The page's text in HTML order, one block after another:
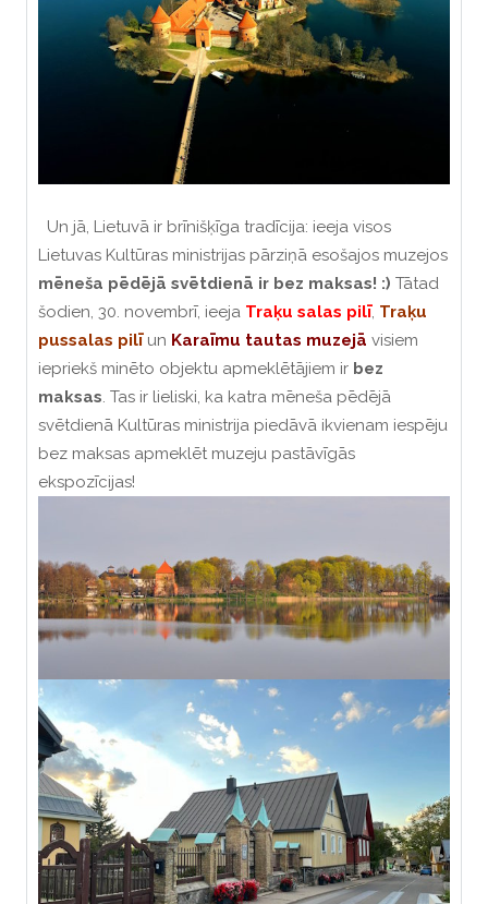
Un jā, Lietuvā ir brīnišķīga tradīcija: ieeja visos
Lietuvas Kultūras ministrijas pārziņā esošajos muzejos
mēneša pēdējā svētdienā ir bez maksas! :) Tātad
šodien, 30. novembrī, ieeja Traķu salas pilī, Traķu
pussalas pilīun Karaīmu tautas muzejā visiem
iepriekš minēto objektu apmeklētājiem ir bez
maksas. Tas ir lieliski, ka katra mēneša pēdējā
svētdienā Kultūras ministrija piedāvā ikvienam iespēju
bez maksas apmeklēt muzeju pastāvīgās
ekspozīcijas!